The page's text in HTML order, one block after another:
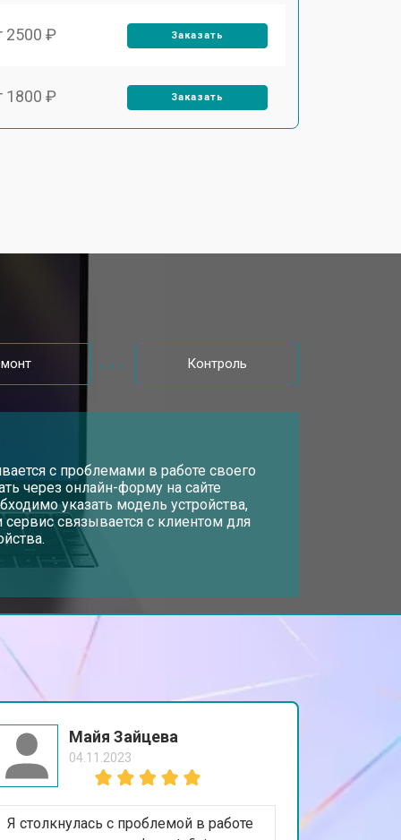
2500 ₽ Заказать
1800 ₽ Заказать
950 ₽ Заказать
3300 ₽ Заказать
3800 ₽
2900 ₽
2300 ₽ Заказать
Контроль
с проблемами в работе своего
через онлайн-форму на сайте
указать модель устройства,
связывается с клиентом для
Майя Зайцева
04.11.2023
Я столкнулась с проблемой в работе